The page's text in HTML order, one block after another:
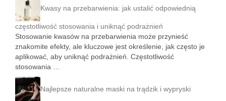
Kwasy na przebarwienia: jak ustalić odpowiednią
częstotliwość stosowania i uniknąć podrażnień
Stosowanie kwasów na przebarwienia może przynieść
znakomite efekty, ale kluczowe jest określenie, jak często je
aplikować, aby uniknąć podrażnień. Częstotliwość
stosowania …
Najlepsze naturalne maski na trądzik i wypryski